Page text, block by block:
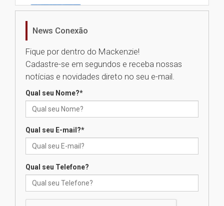
Universidade Mackenzie
Seminário discute desafios
das novas tecnologias em
calouros do segundo semestre
Brasília prepara seus
News Conexão
Fique por dentro do Mackenzie!
Cadastre-se em segundos e receba nossas
notícias e novidades direto no seu e-mail.
Qual seu Nome?*
Qual seu E-mail?*
Qual seu Telefone?